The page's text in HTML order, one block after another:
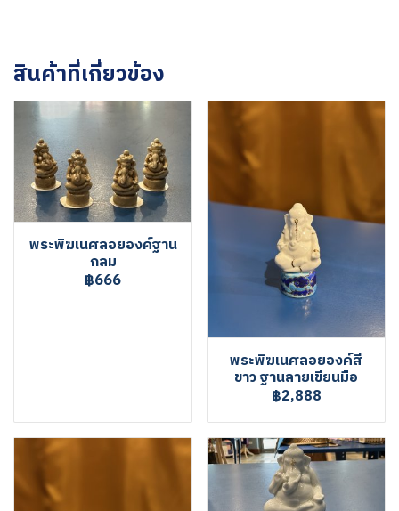
สินค้าที่เกี่ยวข้อง
พระพิฆเนศลอยองค์ฐาน
กลม
฿666
พระพิฆเนศลอยองค์สี
ขาว ฐานลายเขียนมือ
฿2,888